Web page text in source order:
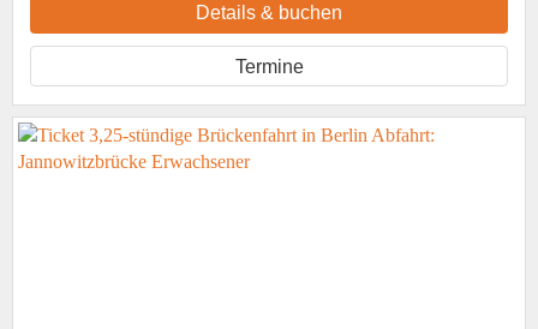
Details & buchen
Termine